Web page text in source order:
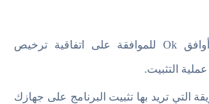
ثم أنقر فوق أوافق Ok للموافقة على اتفاقية ترخيص
التثبيت.
التي تريد بها تثبيت البرنامج على جهازك